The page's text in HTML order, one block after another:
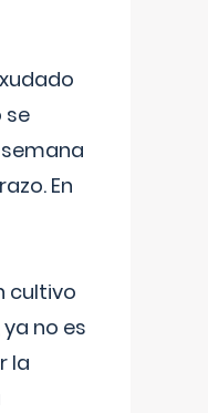
se
En
cultivo
no es
la